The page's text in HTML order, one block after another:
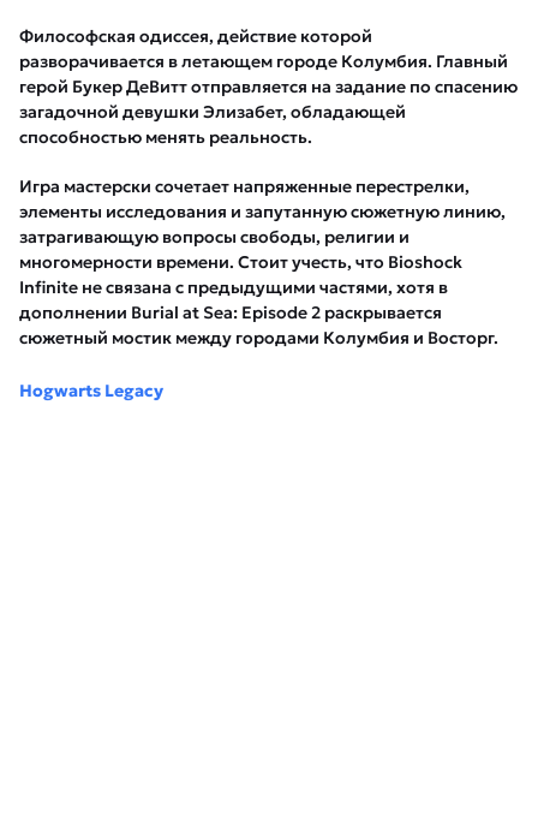
Философская одиссея, действие которой
разворачивается в летающем городе Колумбия. Главный
герой Букер ДеВитт отправляется на задание по спасению
загадочной девушки Элизабет, обладающей
способностью менять реальность.
Игра мастерски сочетает напряженные перестрелки,
элементы исследования и запутанную сюжетную линию,
затрагивающую вопросы свободы, религии и
многомерности времени. Стоит учесть, что Bioshock
Infinite не связана с предыдущими частями, хотя в
дополнении Burial at Sea: Episode 2 раскрывается
сюжетный мостик между городами Колумбия и Восторг.
Hogwarts Legacy